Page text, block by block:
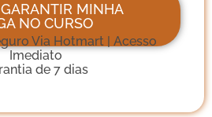
MINHA
NO CURSO
Via Hotmart | Acesso
Imediato
de 7 dias